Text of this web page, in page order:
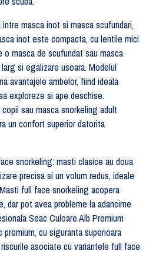
masca inot si masca scufundari,
inot este compacta, cu lentile mici
masca de scufundat sau masca
si egalizare usoara. Modelul
avantajele ambelor, fiind ideala
exploreze si ape deschise.
sau masca snorkeling adult
un confort superior datorita
snorkeling: masti clasice au doua
precisa si un volum redus, ideale
full face snorkeling acopera
dar pot avea probleme la adancime
Seac Culoare Alb Premium
cu siguranta superioara
asociate cu variantele full face